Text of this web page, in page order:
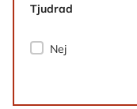
Tjudrad
Tjudrad
Nej